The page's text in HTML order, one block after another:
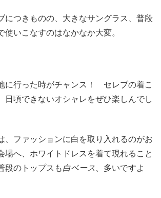
つきものの、大きなサングラス、普段
使いこなすのはなかなか大変。
に行った時がチャンス！ セレブの着こ
日頃できないオシャレをぜひ楽しんでし
、ファッションに白を取り入れるのがお
へ、ホワイトドレスを着て現れること
のトップスも白ベース 、多いですよ